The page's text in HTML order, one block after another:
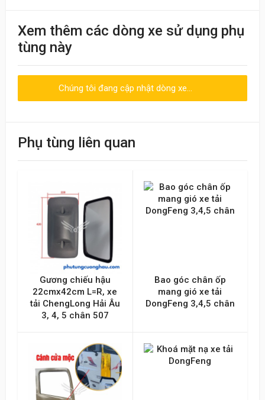
09:30 20/06/2023
Viết đánh giá
Điểm đánh giá
Emai hoặc Số điện thoại
Gửi lên
Xem thêm các dòng xe sử dụng phụ
tùng này
Chúng tôi đang cập nhật dòng xe...
Phụ tùng liên quan
Gương chiếu hậu
22cmx42cm L=R, xe
tải ChengLong Hải Âu
3, 4, 5 chân 507
Bao góc chân ốp
mang gió xe tải
DongFeng 3,4,5 chân